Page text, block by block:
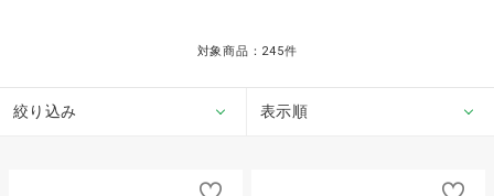
対象商品： 245件
絞り込み 表示順